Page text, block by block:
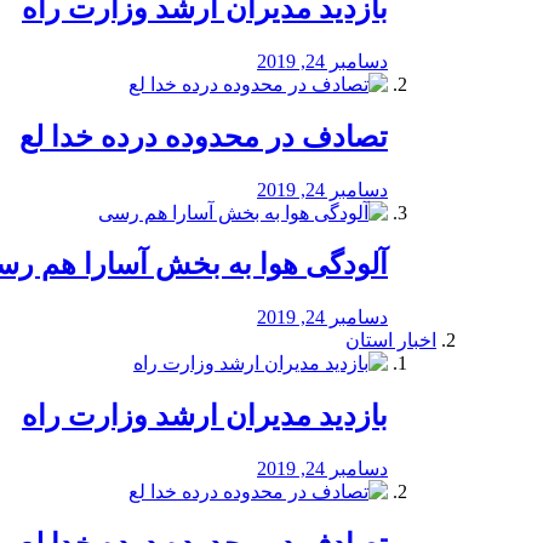
بازدید مدیران ارشد وزارت راه
دسامبر 24, 2019
تصادف در محدوده درده خدا لع
دسامبر 24, 2019
آلودگی هوا به بخش آسارا هم
دسامبر 24, 2019
اخبار استان
بازدید مدیران ارشد وزارت راه
دسامبر 24, 2019